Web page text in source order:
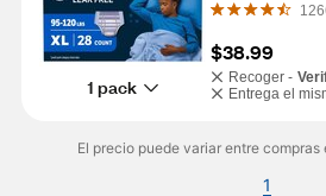
1 pack
$38.99
Recoger -
Entrega el
El precio puede variar entre
1